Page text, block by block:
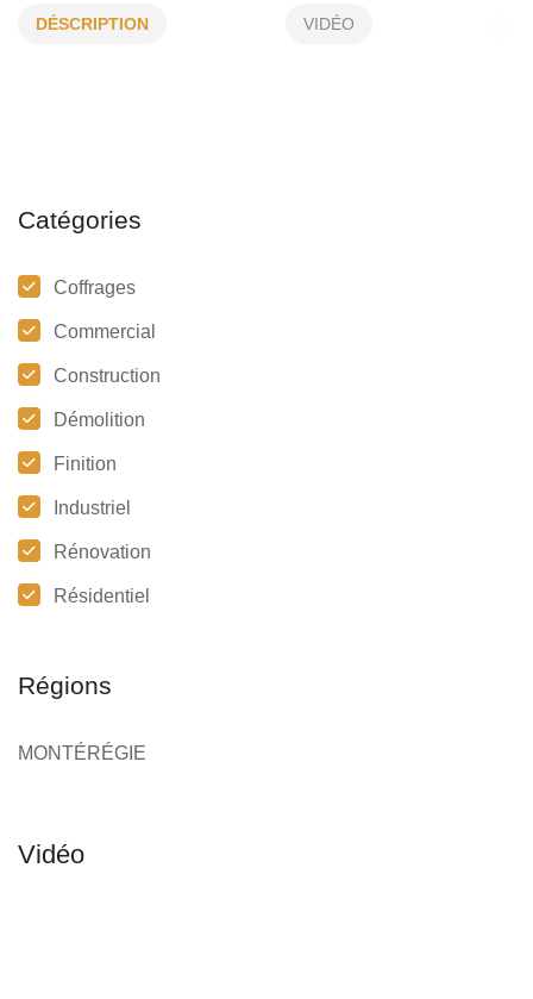
ALBA CONSTRUCTION
DÉSCRIPTION VIDÉO
Catégories
Coffrages
Commercial
Construction
Démolition
Finition
Industriel
Rénovation
Résidentiel
Régions
MONTÉRÉGIE